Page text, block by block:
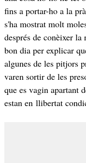
fins a portar-ho a la
s'ha mostrat molt
després de conèixer
bon dia per explicar
algunes de les pitjors
varen sortir de les
que es vagin apartant
estan en llibertat